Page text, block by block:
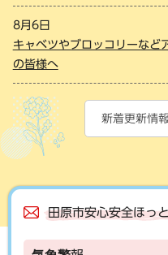
8月6日
キャベツやブロッコリーなど
の皆様へ
新着更新情
田原市安心安全ほっ